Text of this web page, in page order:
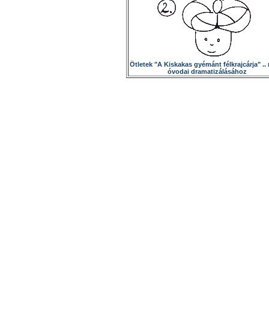
Ötletek "A Kiskakas gyémánt félkrajcárja" ..
óvodai dramatizálásához